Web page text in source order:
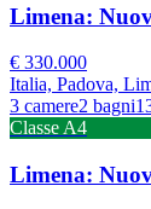
Limena:
€ 330.000
Italia, Padova,
3 camere2 bagni
Classe A4
Limena: